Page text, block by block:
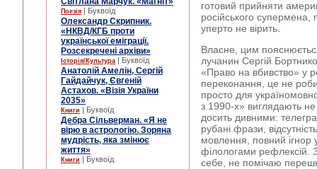
Поезія | Буквоїд
Олександр Скрипник.
«НКВД/КГБ проти
української еміграції.
Розсекречені архіви»
Історія/Культура | Буквоїд
Анатолій Амелін, Сергій
Гайдайчук, Євгеній
Астахов. «Візія України
2035»
Книги | Буквоїд
Дебра Сільверман. «Я не
вірю в астрологію. Зоряна
мудрість, яка змінює
життя»
Книги | Буквоїд
готовий прийняти
російського супермена,
уперто не вірить.
Власне, цим
лучанин Сергій
«Право на вбивство» у
переконання, це не
просто для
з 1990-х» виглядають не
досить дивними:
рубані фрази,
мовлення, повний
філологами рефлексій.
себе, не помічаю